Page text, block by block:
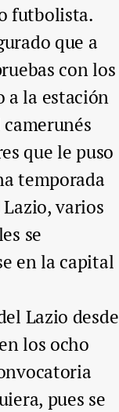
futbolista.
que a
con los
a la estación
que le puso
temporada
varios
se
en la capital
Lazio desde
los ocho
pues se